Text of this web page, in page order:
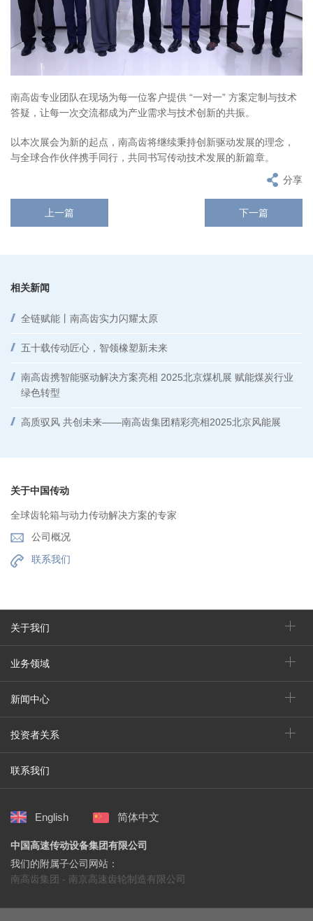
南高齿专业团队在现场为每一位客户提供 “一对一” 方案定制与技术
答疑，让每一次交流都成为产业需求与技术创新的共振。
以本次展会为新的起点，南高齿将继续秉持创新驱动发展的理念，
与全球合作伙伴携手同行，共同书写传动技术发展的新篇章。
分享
上一篇 下一篇
相关新闻
全链赋能丨南高齿实力闪耀太原
五十载传动匠心，智领橡塑新未来
南高齿携智能驱动解决方案亮相 2025北京煤机展 赋能煤炭行业
绿色转型
高质驭风 共创未来——南高齿集团精彩亮相2025北京风能展
关于中国传动
全球齿轮箱与动力传动解决方案的专家
公司概况
联系我们
关于我们
业务领域
新闻中心
投资者关系
联系我们
English 简体中文
中国高速传动设备集团有限公司
我们的附属子公司网站：
南高齿集团 - 南京高速齿轮制造有限公司